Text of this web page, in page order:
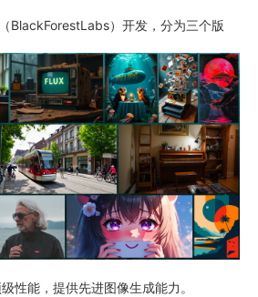
BlackForestLabs）开发，分为三个版
性能，提供先进图像生成能力。